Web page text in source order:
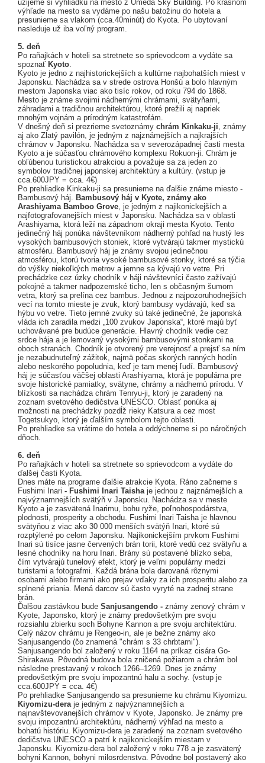
užijeme si vyhliadku na mesto z Umeda Sky Building. Po krásnom
výhľade na mesto sa vydáme po našu batožinu do hotela a
presunieme sa vlakom (cca.40minút) do Kyota. Po ubytovaní
nasleduje už iba voľný program.
5. deň
Po raňajkách v hoteli sa stretnete so sprievodcom a vydáte sa
spoznať Kyoto.
Kyoto je jedno z najhistorickejších a kultúrne najbohatších miest v
Japonsku. Nachádza sa v strede ostrova Honšú a bolo hlavným
mestom Japonska viac ako tisíc rokov, od roku 794 do 1868.
Mesto je známe svojimi nádhernými chrámami, svätyňami,
záhradami a tradičnou architektúrou, ktoré prežili aj napriek
mnohým vojnám a prírodným katastrofám.
V dnešný deň si prezrieme svetoznámy chrám Kinkaku-ji, známy
aj ako Zlatý pavilón, je jedným z najznámejších a najkrajších
chrámov v Japonsku. Nachádza sa v severozápadnej časti mesta
Kyoto a je súčasťou chrámového komplexu Rokuon-ji. Chrám je
obľúbenou turistickou atrakciou a považuje sa za jeden zo
symbolov tradičnej japonskej architektúry a kultúry. (vstup je
cca.600JPY = cca. 4€)
Po prehliadke Kinkaku-ji sa presunieme na ďalšie známe miesto -
Bambusový háj. Bambusový háj v Kyote, známy ako
Arashiyama Bamboo Grove, je jedným z najikonickejších a
najfotografovanejších miest v Japonsku. Nachádza sa v oblasti
Arashiyama, ktorá leží na západnom okraji mesta Kyoto. Tento
jedinečný háj ponúka návštevníkom nádherný pohľad na hustý les
vysokých bambusových stoniek, ktoré vytvárajú takmer mystickú
atmosféru. Bambusový háj je známy svojou jedinečnou
atmosférou, ktorú tvoria vysoké bambusové stonky, ktoré sa týčia
do výšky niekoľkých metrov a jemne sa kývajú vo vetre. Pri
prechádzke cez úzky chodník v háji návštevníci často zažívajú
pokojné a takmer nadpozemské ticho, len s občasným šumom
vetra, ktorý sa prelína cez bambus. Jednou z najpozoruhodnejších
vecí na tomto mieste je zvuk, ktorý bambusy vydávajú, keď sa
hýbu vo vetre. Tieto jemné zvuky sú také jedinečné, že japonská
vláda ich zaradila medzi „100 zvukov Japonska“, ktoré majú byť
uchovávané pre budúce generácie. Hlavný chodník vedie cez
srdce hája a je lemovaný vysokými bambusovými stonkami na
oboch stranách. Chodník je otvorený pre verejnosť a prejsť sa ním
je nezabudnuteľný zážitok, najmä počas skorých ranných hodín
alebo neskorého popoludnia, keď je tam menej ľudí. Bambusový
háj je súčasťou väčšej oblasti Arashiyama, ktorá je populárna pre
svoje historické pamiatky, svätyne, chrámy a nádhernú prírodu. V
blízkosti sa nachádza chrám Tenryu-ji, ktorý je zaradený na
zoznam svetového dedičstva UNESCO. Oblasť ponúka aj
možnosti na prechádzky pozdĺž rieky Katsura a cez most
Togetsukyo, ktorý je ďalším symbolom tejto oblasti.
Po prehliadke sa vrátime do hotela a oddýchneme si po náročných
dňoch.
6. deň
Po raňajkách v hoteli sa stretnete so sprievodcom a vydáte do
ďalšej časti Kyota.
Dnes máte na programe ďalšie atrakcie Kyota. Ráno začneme s
Fushimi Inari - Fushimi Inari Taisha je jednou z najznámejších a
najvýznamnejších svätýň v Japonsku. Nachádza sa v meste
Kyoto a je zasvätená Inarimu, bohu ryže, poľnohospodárstva,
plodnosti, prosperity a obchodu. Fushimi Inari Taisha je hlavnou
svätyňou z viac ako 30 000 menších svätýň Inari, ktoré sú
rozptýlené po celom Japonsku. Najikonickejším prvkom Fushimi
Inari sú tisíce jasne červených brán torii, ktoré vedú cez svätyňu a
lesné chodníky na horu Inari. Brány sú postavené blízko seba,
čím vytvárajú tunelový efekt, ktorý je veľmi populárny medzi
turistami a fotografmi. Každá brána bola darovaná rôznymi
osobami alebo firmami ako prejav vďaky za ich prosperitu alebo za
splnené priania. Mená darcov sú často vyryté na zadnej strane
brán.
Ďalšou zastávkou bude Sanjusangendo - známy zenový chrám v
Kyote, Japonsko, ktorý je známy predovšetkým pre svoju
rozsiahlu zbierku soch Bohyne Kannon a pre svoju architektúru.
Celý názov chrámu je Rengeo-in, ale je bežne známy ako
Sanjusangendo (čo znamená "chrám s 33 chrbtami").
Sanjusangendo bol založený v roku 1164 na príkaz cisára Go-
Shirakawa. Pôvodná budova bola zničená požiarom a chrám bol
následne prestavaný v rokoch 1266–1269. Dnes je známy
predovšetkým pre svoju impozantnú halu a sochy. (vstup je
cca.600JPY = cca. 4€)
Po prehliadke Sanjusangendo sa presunieme ku chrámu Kiyomizu.
Kiyomizu-deraje jedným z najvýznamnejších a
najnavštevovanejších chrámov v Kyote, Japonsko. Je známy pre
svoju impozantnú architektúru, nádherný výhľad na mesto a
bohatú históriu. Kiyomizu-dera je zaradený na zoznam svetového
dedičstva UNESCO a patrí k najikonickejším miestam v
Japonsku. Kiyomizu-dera bol založený v roku 778 a je zasvätený
bohyni Kannon, bohyni milosrdenstva. Pôvodne bol postavený ako